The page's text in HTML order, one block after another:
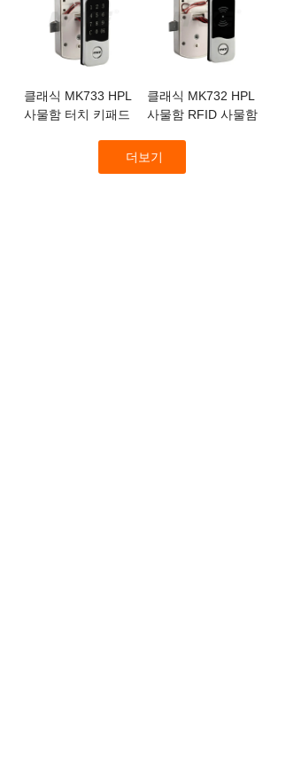
클래식 MK733 HPL
사물함 터치 키패드
클래식 MK732 HPL
사물함 RFID 사물함
더보기